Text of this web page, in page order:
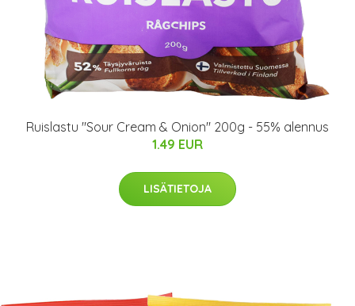
Ruislastu "Sour Cream & Onion" 200g - 55% alennus
1.49 EUR
LISÄTIETOJA